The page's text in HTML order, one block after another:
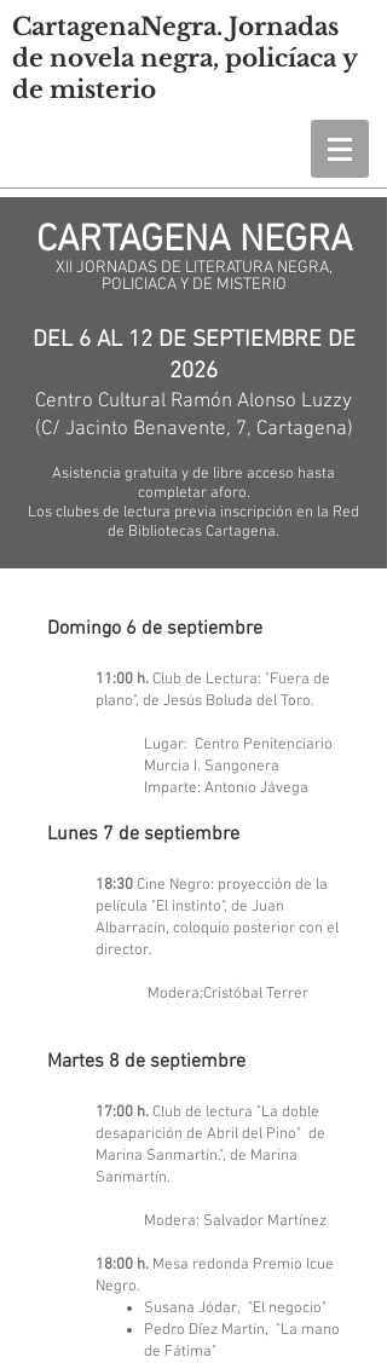
CartagenaNegra. Jornadas
de novela negra, policíaca y
de misterio
CARTAGENA NEGRA
XII JORNADAS DE LITERATURA NEGRA,
POLICIACA Y DE MISTERIO
DEL 6 AL 12 DE SEPTIEMBRE DE
2026
Centro Cultural Ramón Alonso Luzzy
(C/ Jacinto Benavente, 7, Cartagena)
Asistencia gratuita y de libre acceso hasta
completar aforo.
Los clubes de lectura previa inscripción en la Red
de Bibliotecas Cartagena.
Domingo 6 de septiembre
11:00 h.Club de Lectura: "Fuera de
plano", de Jesús Boluda del Toro.
Lugar: Centro Penitenciario
Murcia I. Sangonera
Imparte: Antonio Jávega
Lunes 7 de septiembre
18:30Cine Negro: proyección de la
película "El instinto", de Juan
Albarracín, coloquio posterior con el
director.
Modera:Cristóbal Terrer
Martes 8 de septiembre
17:00 h.Club de lectura "La doble
desaparición de Abril del Pino" de
Marina Sanmartín.", de Marina
Sanmartín.
Modera: Salvador Martínez
18:00 h. Mesa redonda Premio Icue
Negro.
Susana Jódar, "El negocio"
Pedro Díez Martín, "La mano
de Fátima"